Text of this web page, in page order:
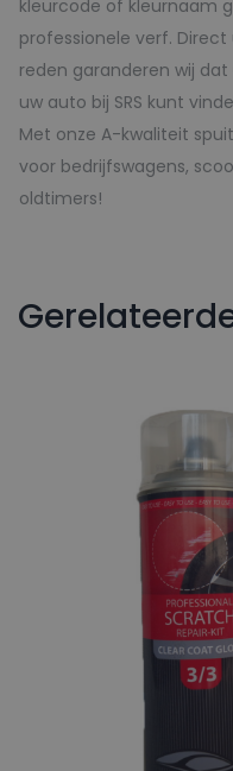
kleurcode of kleurnaam
professionele verf.
reden garanderen wij
uw auto bij SRS kunt
Met onze A-kwaliteit
voor bedrijfswagens,
oldtimers!